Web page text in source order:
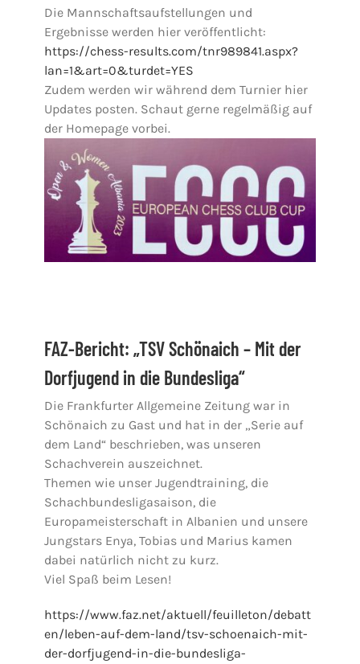
Die Mannschaftsaufstellungen und
Ergebnisse werden hier veröffentlicht:
https://chess-results.com/tnr989841.aspx?
lan=1&art=0&turdet=YES
Zudem werden wir während dem Turnier hier
Updates posten. Schaut gerne regelmäßig auf
der Homepage vorbei.
FAZ-Bericht: „TSV Schönaich – Mit der
Dorfjugend in die Bundesliga“
Die Frankfurter Allgemeine Zeitung war in
Schönaich zu Gast und hat in der „Serie auf
dem Land“ beschrieben, was unseren
Schachverein auszeichnet.
Themen wie unser Jugendtraining, die
Schachbundesligasaison, die
Europameisterschaft in Albanien und unsere
Jungstars Enya, Tobias und Marius kamen
dabei natürlich nicht zu kurz.
Viel Spaß beim Lesen!
https://www.faz.net/aktuell/feuilleton/debatt
en/leben-auf-dem-land/tsv-schoenaich-mit-
der-dorfjugend-in-die-bundesliga-